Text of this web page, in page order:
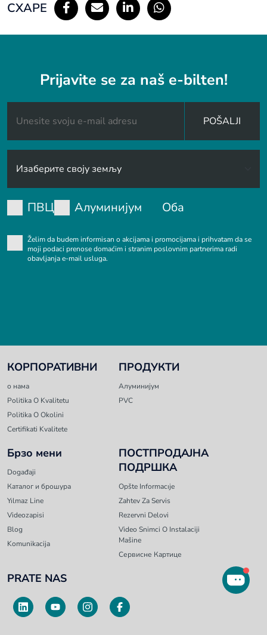
СХАРЕ
Prijavite se za naš e-bilten!
POŠALJI
ПВЦ Алуминијум Оба
Želim da budem informisan o akcijama i promocijama i prihvatam da se
moji podaci prenose domaćim i stranim poslovnim partnerima radi
obavljanja e-mail usluga.
КОРПОРАТИВНИ
о нама
Politika O Kvalitetu
Politika O Okolini
Certifikati Kvalitete
ПРОДУКТИ
Алуминијум
PVC
Брзо мени
Događaji
Каталог и брошура
Yılmaz Line
Videozapisi
Blog
Komunikacija
ПОСТПРОДАЈНА
ПОДРШКА
Opšte Informacıje
Zahtev Za Servis
Rezervni Delovi
Video Snimci O Instalaciji
Mašine
Сервисне Картице
PRATE NAS